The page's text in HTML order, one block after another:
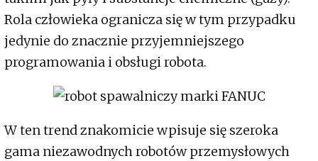
Rola człowieka ogranicza się w tym przypadku
jedynie do znacznie przyjemniejszego
programowania i obsługi robota.
W ten trend znakomicie wpisuje się szeroka
gama niezawodnych robotów przemysłowych